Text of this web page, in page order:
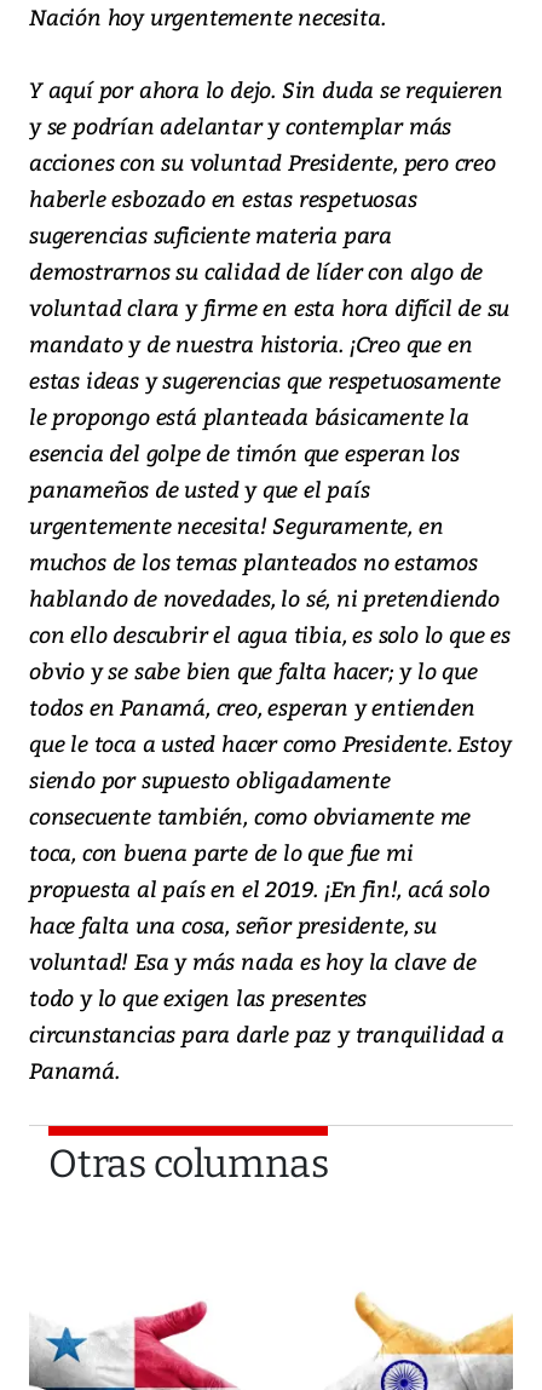
Nación hoy urgentemente necesita.
Y aquí por ahora lo dejo. Sin duda se requieren
y se podrían adelantar y contemplar más
acciones con su voluntad Presidente, pero creo
haberle esbozado en estas respetuosas
sugerencias suficiente materia para
demostrarnos su calidad de líder con algo de
voluntad clara y firme en esta hora difícil de su
mandato y de nuestra historia. ¡Creo que en
estas ideas y sugerencias que respetuosamente
le propongo está planteada básicamente la
esencia del golpe de timón que esperan los
panameños de usted y que el país
urgentemente necesita! Seguramente, en
muchos de los temas planteados no estamos
hablando de novedades, lo sé, ni pretendiendo
con ello descubrir el agua tibia, es solo lo que es
obvio y se sabe bien que falta hacer; y lo que
todos en Panamá, creo, esperan y entienden
que le toca a usted hacer como Presidente. Estoy
siendo por supuesto obligadamente
consecuente también, como obviamente me
toca, con buena parte de lo que fue mi
propuesta al país en el 2019. ¡En fin!, acá solo
hace falta una cosa, señor presidente, su
voluntad! Esa y más nada es hoy la clave de
todo y lo que exigen las presentes
circunstancias para darle paz y tranquilidad a
Panamá.
Otras columnas